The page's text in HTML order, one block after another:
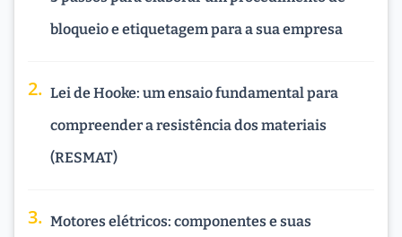
bloqueio e etiquetagem para a sua empresa
Lei de Hooke: um ensaio fundamental para
compreender a resistência dos materiais
(RESMAT)
Motores elétricos: componentes e suas